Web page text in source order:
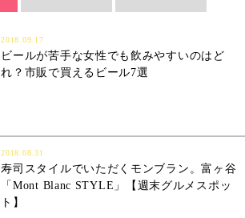
2018.09.17
ビールが苦手な女性でも飲みやすいのはど
れ？市販で買えるビール7選
2018.08.31
寿司スタイルでいただくモンブラン。富ヶ谷
「Mont Blanc STYLE」【週末グルメスポッ
ト】